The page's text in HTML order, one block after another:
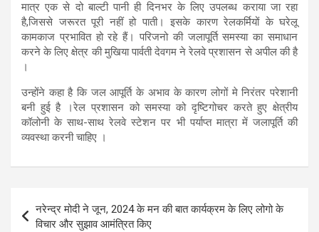
मात्र एक से दो बाल्टी पानी ही दिनभर के लिए उपलब्ध कराया जा रहा
है,जिससे जरूरत पूरी नहीं हो पाती। इसके कारण रेलकर्मियों के घरेलू
कामकाज प्रभावित हो रहे हैं। परिजनो की जलापूर्ति समस्या का समाधान
करने के लिए क्षेत्र की मुखिया पार्वती देवगम ने रेलवे प्रशासन से अपील की है
।
उन्होंने कहा है कि जल आपूर्ति के अभाव के कारण लोगों मे निरंतर परेशानी
बनी हुई है ।रेल प्रशासन को समस्या को दृष्टिगोचर करते हुए क्षेत्रीय
कॉलोनी के साथ-साथ रेलवे स्टेशन पर भी पर्याप्त मात्रा में जलापूर्ति की
व्यवस्था करनी चाहिए ।
Post
navigation
नरेन्द्र मोदी ने जून, 2024 के मन की बात कार्यक्रम के लिए लोगो के
विचार और सुझाव आमंत्रित किए